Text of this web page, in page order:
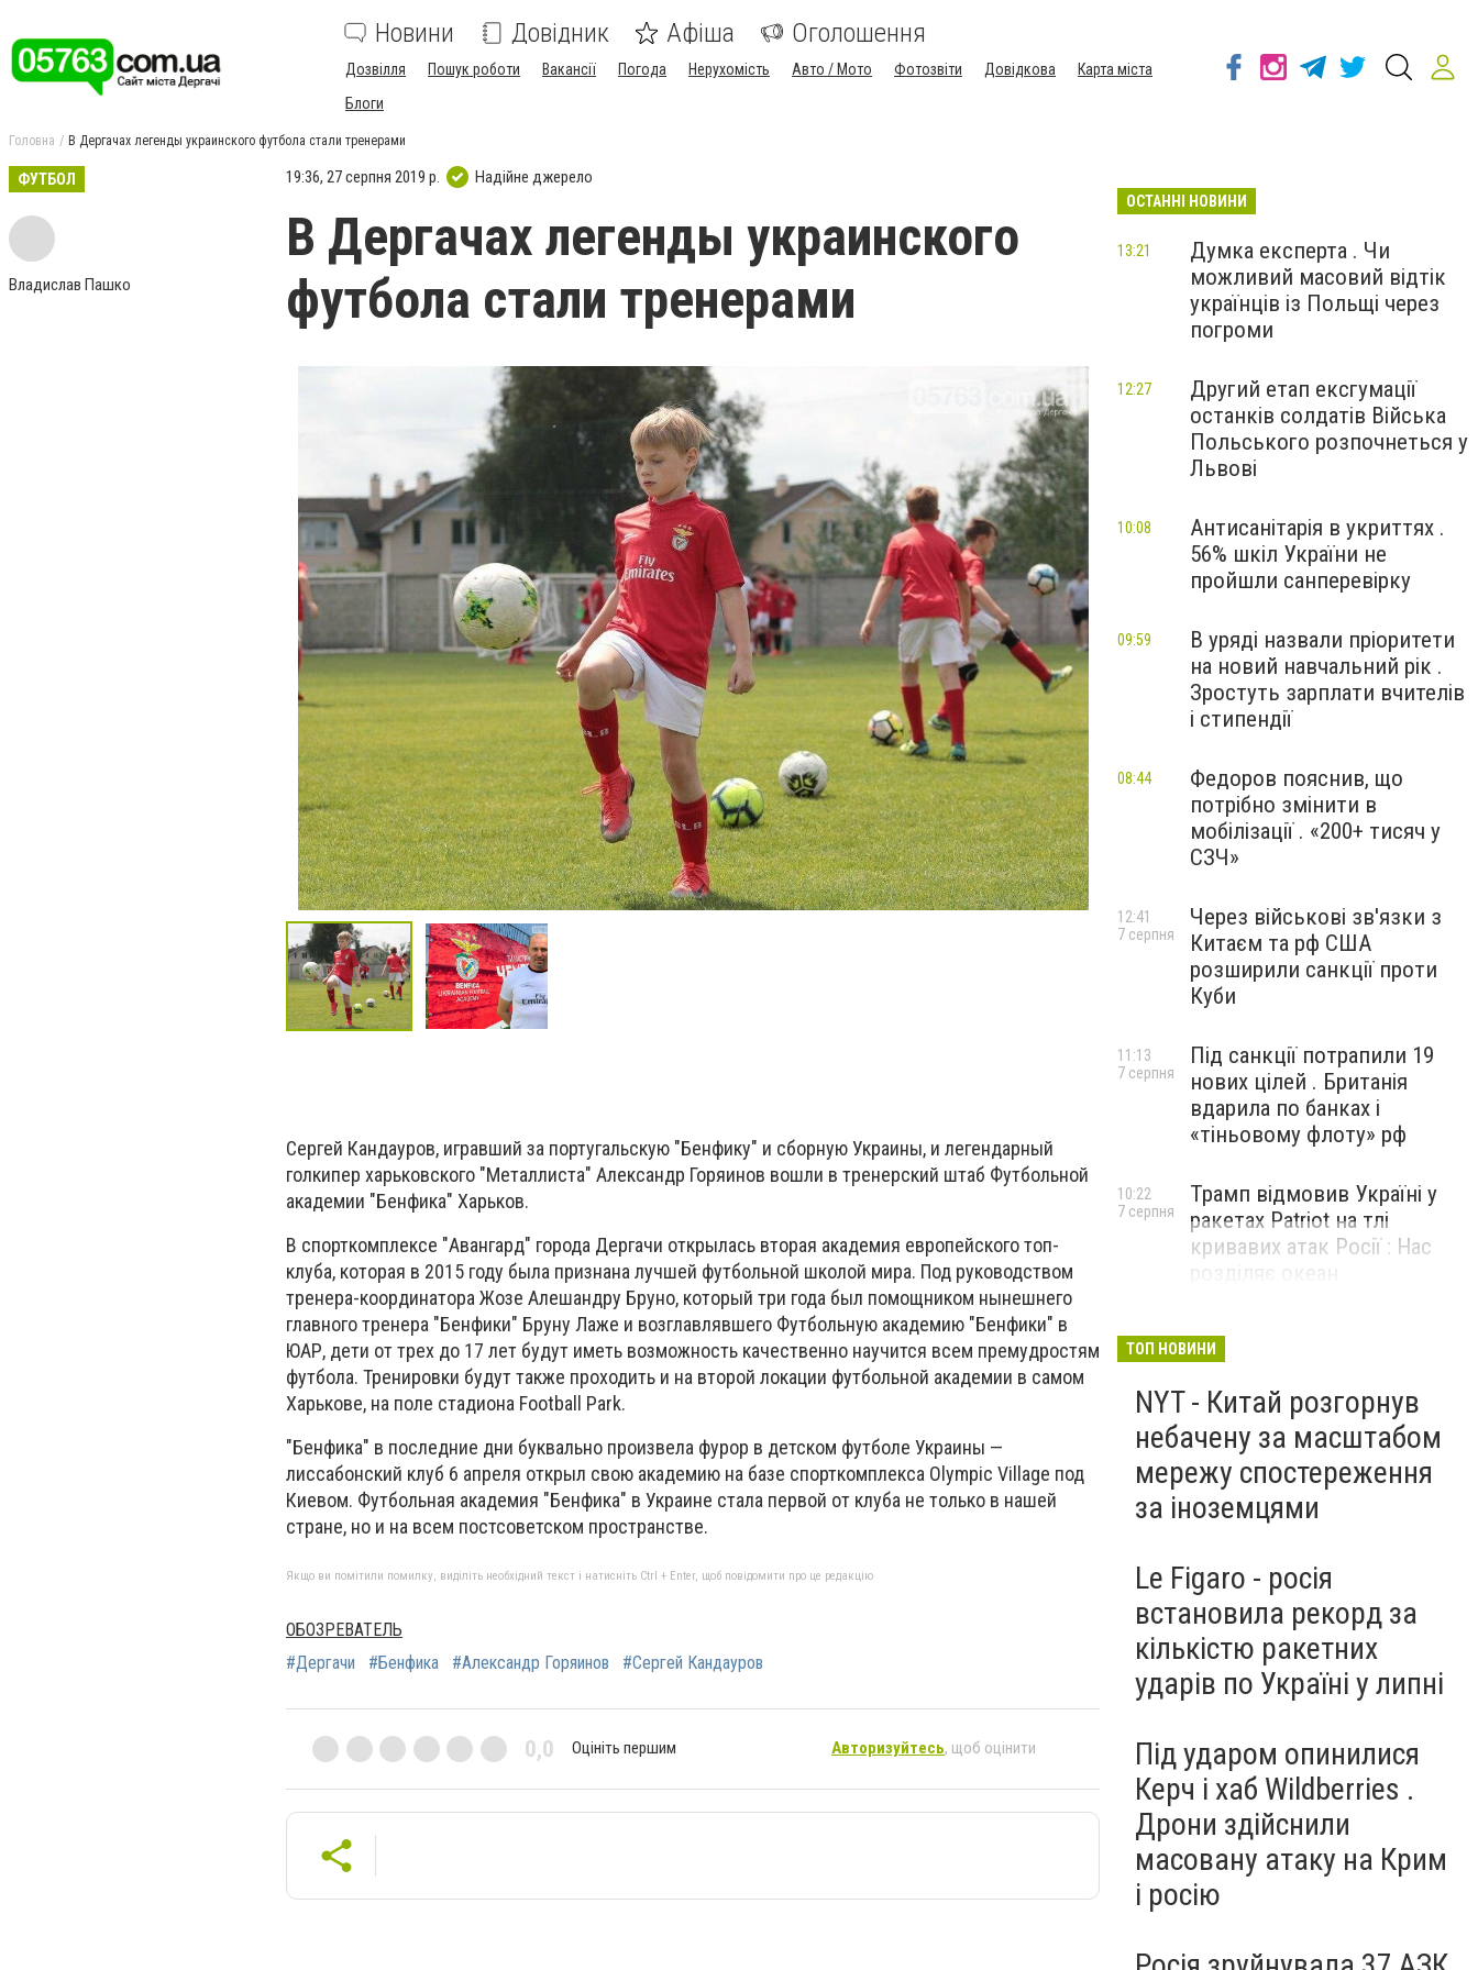
Новини Довідник Афіша Оголошення
Дозвілля Пошук роботи Вакансії Погода Нерухомість Авто / Мото Фотозвіти Довідкова
Карта міста
Блоги
Головна В Дергачах легенды украинского футбола стали тренерами
ФУТБОЛ
Владислав Пашко
19:36, 27 серпня 2019 р. Надійне джерело
В Дергачах легенды украинского
футбола стали тренерами
Сергей Кандауров, игравший за португальскую "Бенфику" и сборную Украины, и легендарный
голкипер харьковского "Металлиста" Александр Горяинов вошли в тренерский штаб Футбольной
академии "Бенфика" Харьков.
В спорткомплексе "Авангард" города Дергачи открылась вторая академия европейского топ-
клуба, которая в 2015 году была признана лучшей футбольной школой мира. Под руководством
тренера-координатора Жозе Алешандру Бруно, который три года был помощником нынешнего
главного тренера "Бенфики" Бруну Лаже и возглавлявшего Футбольную академию "Бенфики" в
ЮАР, дети от трех до 17 лет будут иметь возможность качественно научится всем премудростям
футбола. Тренировки будут также проходить и на второй локации футбольной академии в самом
Харькове, на поле стадиона Football Park.
"Бенфика" в последние дни буквально произвела фурор в детском футболе Украины —
лиссабонский клуб 6 апреля открыл свою академию на базе спорткомплекса Olympic Village под
Киевом. Футбольная академия "Бенфика" в Украине стала первой от клуба не только в нашей
стране, но и на всем постсоветском пространстве.
Якщо ви помітили помилку, виділіть необхідний текст і натисніть Ctrl + Enter, щоб повідомити про це редакцію
ОБОЗРЕВАТЕЛЬ
#Дергачи
#Бенфика #Александр Горяинов #Сергей Кандауров
0,0 Оцініть першим Авторизуйтесь, щоб оцінити
ОСТАННІ НОВИНИ
Думка експерта . Чи
можливий масовий відтік
українців із Польщі через
погроми
13:21
Другий етап ексгумації
останків солдатів Війська
Польського розпочнеться у
Львові
12:27
Антисанітарія в укриттях .
56% шкіл України не
пройшли санперевірку
10:08
В уряді назвали пріоритети
на новий навчальний рік .
Зростуть зарплати вчителів
і стипендії
09:59
Федоров пояснив, що
потрібно змінити в
мобілізації . «200+ тисяч у
СЗЧ»
08:44
Через військові зв'язки з
Китаєм та рф США
розширили санкції проти
Куби
12:41
7 серпня
Під санкції потрапили 19
нових цілей . Британія
вдарила по банках і
«тіньовому флоту» рф
11:13
7 серпня
Трамп відмовив Україні у
ракетах Patriot на тлі
кривавих атак Росії : Нас
10:22
7 серпня
ТОП НОВИНИ
NYT - Китай розгорнув
небачену за масштабом
мережу спостереження
за іноземцями
Le Figaro - росія
встановила рекорд за
кількістю ракетних
ударів по Україні у липні
Під ударом опинилися
Керч і хаб Wildberries .
Дрони здійснили
масовану атаку на Крим
і росію